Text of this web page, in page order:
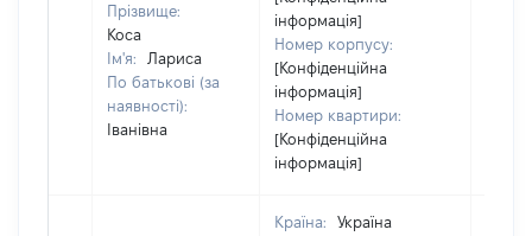
Прізвище:
Коса
Ім'я:
Лариса
По батькові (за
наявності):
Іванівна
інформація]
Номер корпусу:
[Конфіденційна
інформація]
Номер квартири:
[Конфіденційна
інформація]
Країна:
Україна